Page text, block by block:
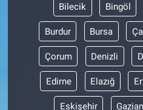
Bilecik Bingöl
Burdur Bursa
Çorum Denizli
Edirne Elazığ
Eskişehir